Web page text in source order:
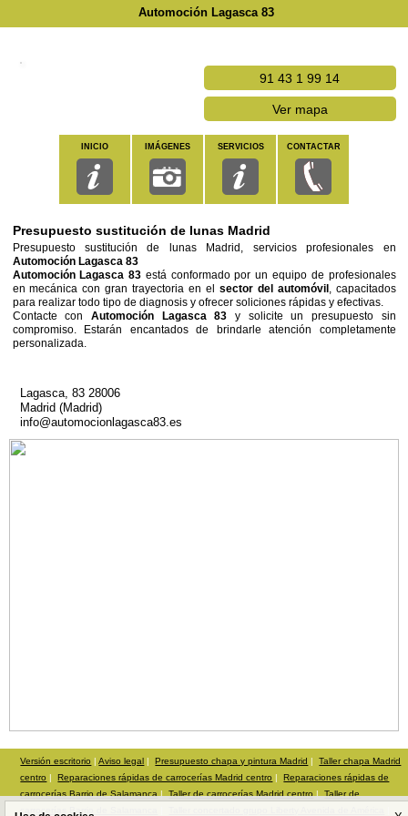
Automoción Lagasca 83
91 43 1 99 14
Ver mapa
INICIO IMÁGENES SERVICIOS CONTACTAR
Presupuesto sustitución de lunas Madrid
Presupuesto sustitución de lunas Madrid, servicios profesionales en
Automoción Lagasca 83
Automoción Lagasca 83 está conformado por un equipo de profesionales
en mecánica con gran trayectoria en el
sector del automóvil
, capacitados
para realizar todo tipo de diagnosis y ofrecer soliciones rápidas y efectivas.
Contacte con Automoción Lagasca 83 y solicite un presupuesto sin
compromiso. Estarán encantados de brindarle atención completamente
personalizada.
Lagasca, 83 28006
Madrid (Madrid)
info@automocionlagasca83.es
Versión escritorio |Aviso legal |Presupuesto chapa y pintura Madrid |Taller chapa Madrid
centro |Reparaciones rápidas de carrocerías Madrid centro |Reparaciones rápidas de
carrocerías Barrio de Salamanca |Taller de carrocerías Madrid centro |Taller de